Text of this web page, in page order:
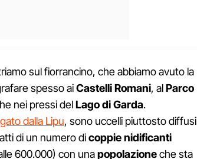
sul fiorrancino, che abbiamo avuto la
spesso aiCastelli Romani, alParco
nei pressi delLago di Garda.
dalla Lipu, sono uccelli piuttosto diffusi
di un numero dicoppie nidificanti
600.000) con unapopolazioneche sta